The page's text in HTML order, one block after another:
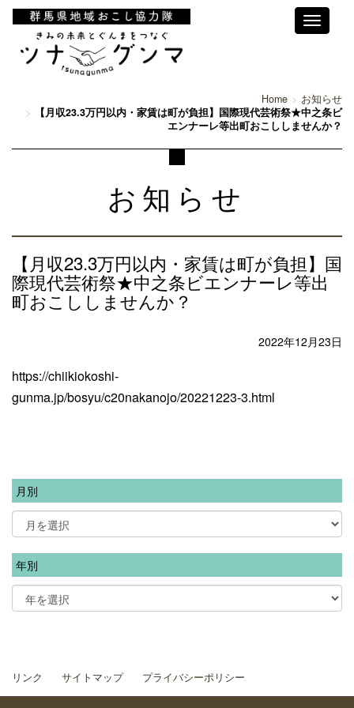
Toggle
Home
お知らせ
【月収23.3万円以内・家賃は町が負担】国際現代芸術祭★中之条ビ
エンナーレ等出町おこししませんか？
お知らせ
【月収23.3万円以内・家賃は町が負担】国
際現代芸術祭★中之条ビエンナーレ等出
町おこししませんか？
2022年12月23日
https://chiikiokoshi-
gunma.jp/bosyu/c20nakanojo/20221223-3.html
月別
年別
リンク サイトマップ プライバシーポリシー